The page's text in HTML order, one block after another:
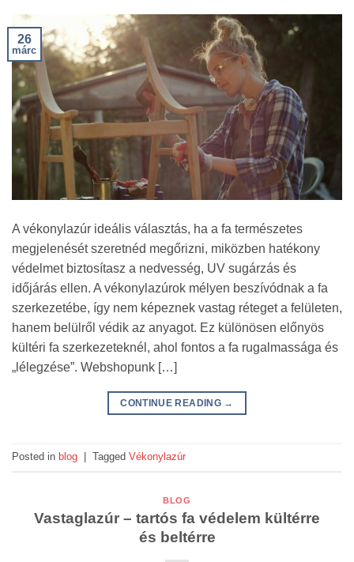
26
márc
A vékonylazúr ideális választás, ha a fa természetes
megjelenését szeretnéd megőrizni, miközben hatékony
védelmet biztosítasz a nedvesség, UV sugárzás és
időjárás ellen. A vékonylazúrok mélyen beszívódnak a fa
szerkezetébe, így nem képeznek vastag réteget a felületen,
hanem belülről védik az anyagot. Ez különösen előnyös
kültéri fa szerkezeteknél, ahol fontos a fa rugalmassága és
„lélegzése”. Webshopunk […]
CONTINUE READING →
Posted in blog Tagged Vékonylazúr
BLOG
Vastaglazúr – tartós fa védelem kültérre
és beltérre